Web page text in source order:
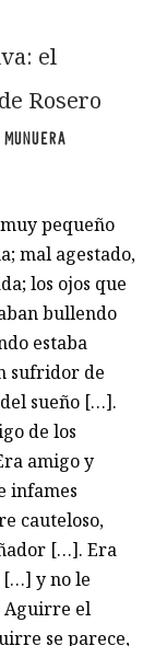
el
Rosero
pequeño
mal agestado,
los ojos que
bullendo
estaba
sufridor de
sueño […].
de los
amigo y
infames
cauteloso,
[…]. Era
[…] y no le
Aguirre el
se parece,